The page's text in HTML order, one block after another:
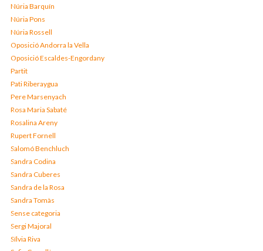
Núria Barquín
Núria Pons
Núria Rossell
Oposició Andorra la Vella
Oposició Escaldes-Engordany
Partit
Pati Riberaygua
Pere Marsenyach
Rosa Maria Sabaté
Rosalina Areny
Rupert Fornell
Salomó Benchluch
Sandra Codina
Sandra Cuberes
Sandra de la Rosa
Sandra Tomàs
Sense categoria
Sergi Majoral
Sílvia Riva